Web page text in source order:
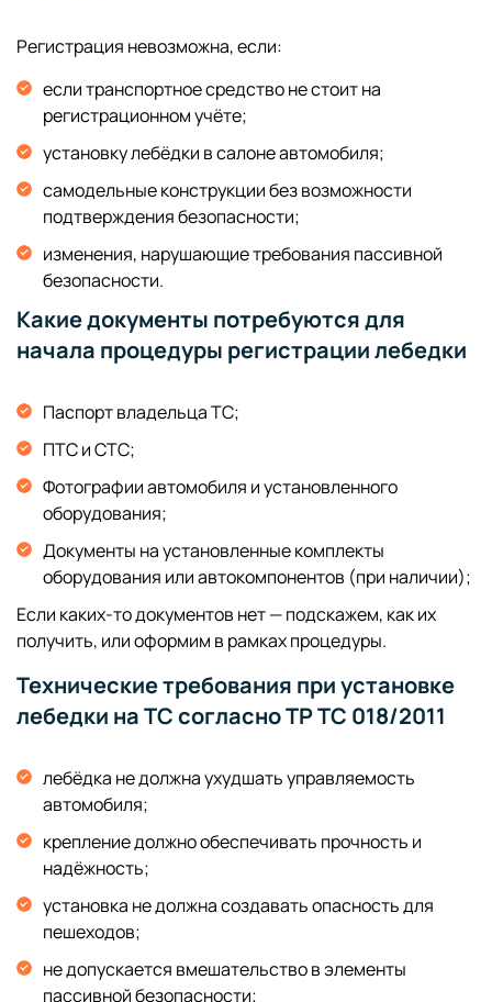
Регистрация невозможна, если:
если транспортное средство не стоит на
регистрационном учёте;
установку лебёдки в салоне автомобиля;
самодельные конструкции без возможности
подтверждения безопасности;
изменения, нарушающие требования пассивной
безопасности.
Какие документы потребуются для
начала процедуры регистрации лебедки
Паспорт владельца ТС;
ПТС и СТС;
Фотографии автомобиля и установленного
оборудования;
Документы на установленные комплекты
оборудования или автокомпонентов (при наличии);
Если каких-то документов нет — подскажем, как их
получить, или оформим в рамках процедуры.
Технические требования при установке
лебедки на ТС согласно ТР ТС 018/2011
лебёдка не должна ухудшать управляемость
автомобиля;
крепление должно обеспечивать прочность и
надёжность;
установка не должна создавать опасность для
пешеходов;
не допускается вмешательство в элементы
пассивной безопасности;